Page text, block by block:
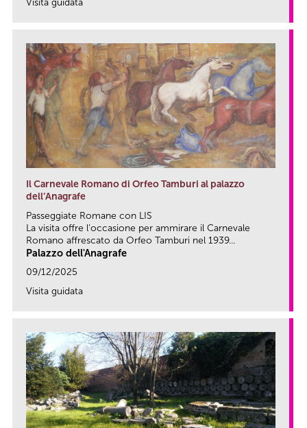
Visita guidata
Il Carnevale Romano di Orfeo Tamburi al palazzo
dell’Anagrafe
Passeggiate Romane con LIS
La visita offre l’occasione per ammirare il Carnevale
Romano affrescato da Orfeo Tamburi nel 1939...
Palazzo dell'Anagrafe
09/12/2025
Visita guidata